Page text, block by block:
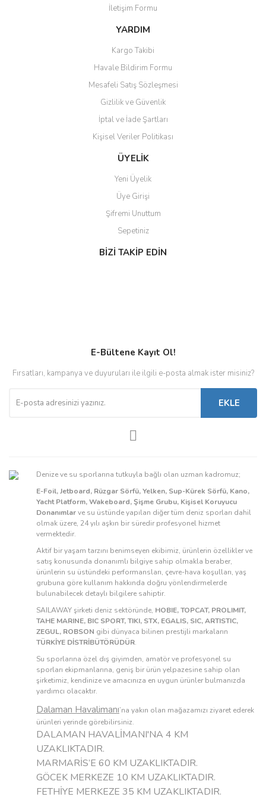
Ürün bilgilerinde hatalar bulunuyor.
Ürün fiyatı diğer sitelerden daha pahalı.
Gönder
İletişim Formu
YARDIM
Kargo Takibi
Havale Bildirim Formu
Mesafeli Satış Sözleşmesi
Gizlilik ve Güvenlik
İptal ve İade Şartları
Kişisel Veriler Politikası
ÜYELİK
Yeni Üyelik
Üye Girişi
Şifremi Unuttum
Sepetiniz
BİZİ TAKİP EDİN
E-Bültene Kayıt Ol!
Fırsatları, kampanya ve duyuruları ile ilgili e-posta almak ister misiniz?
EKLE
Denize ve su sporlarına tutkuyla bağlı olan uzman kadromuz;
E-Foil, Jetboard, Rüzgar Sörfü, Yelken, Sup-Kürek Sörfü, Kano,
Yacht Platform, Wakeboard, Şişme Grubu, Kişisel Koruyucu
Donanımlarve su üstünde yapılan diğer tüm deniz sporları dahil
olmak üzere, 24 yılı aşkın bir süredir profesyonel hizmet
vermektedir.
Aktif bir yaşam tarzını benimseyen ekibimiz, ürünlerin özellikler ve
satış konusunda donanımlı bilgiye sahip olmakla beraber,
ürünlerin su üstündeki performansları, çevre-hava koşulları, yaş
grubuna göre kullanım hakkında doğru yönlendirmelerde
bulunabilecek detaylı bilgilere sahiptir.
SAILAWAY şirketi deniz sektöründe, HOBIE, TOPCAT, PROLIMIT,
TAHE MARINE, BIC SPORT, TIKI, STX, EGALIS, SIC, ARTISTIC,
ZEGUL, ROBSON gibi dünyaca bilinen prestijli markaların
TÜRKİYE DİSTRİBÜTÖRÜDÜR.
Su sporlarına özel dış giyimden, amatör ve profesyonel su
sporları ekipmanlarına, geniş bir ürün yelpazesine sahip olan
şirketimiz, kendinize ve amacınıza en uygun ürünler bulmanızda
yardımcı olacaktır.
Dalaman Havalimanı’na yakın olan mağazamızı ziyaret ederek
ürünleri yerinde görebilirsiniz.
DALAMAN HAVALİMANI'NA 4 KM
UZAKLIKTADIR.
MARMARİS’E 60 KM UZAKLIKTADIR.
GÖCEK MERKEZE 10 KM UZAKLIKTADIR.
FETHİYE MERKEZE 35 KM UZAKLIKTADIR.